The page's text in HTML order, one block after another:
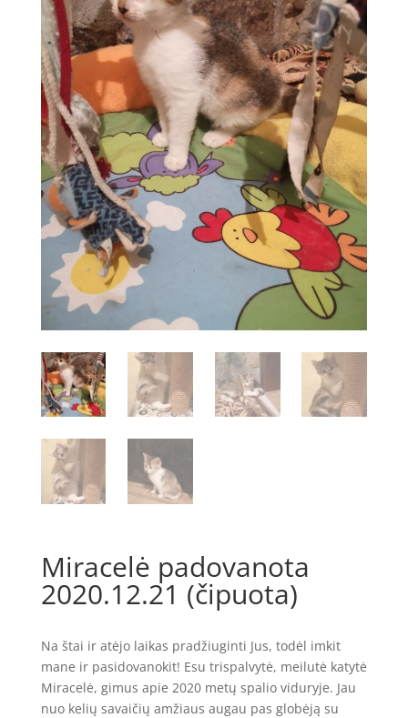
Miracelė padovanota
2020.12.21 (čipuota)
Na štai ir atėjo laikas pradžiuginti Jus, todėl imkit
mane ir pasidovanokit! Esu trispalvytė, meilutė katytė
Miracelė, gimus apie 2020 metų spalio viduryje. Jau
nuo kelių savaičių amžiaus augau pas globėją su